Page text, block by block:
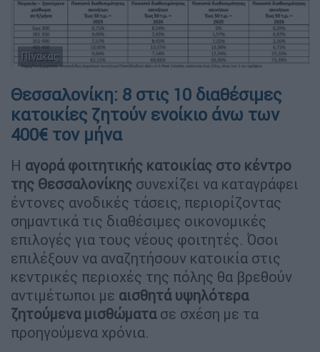
Πίνακας
Θεσσαλονίκη: 8 στις 10 διαθέσιμες
κατοικίες ζητούν ενοίκιο άνω των
400€ τον μήνα
Η αγορά φοιτητικής κατοικίας στο κέντρο
της Θεσσαλονίκης συνεχίζει να καταγράφει
έντονες ανοδικές τάσεις, περιορίζοντας
σημαντικά τις διαθέσιμες οικονομικές
επιλογές για τους νέους φοιτητές. Όσοι
επιλέξουν να αναζητήσουν κατοικία στις
κεντρικές περιοχές της πόλης θα βρεθούν
αντιμέτωποι με αισθητά υψηλότερα
ζητούμενα μισθώματασε σχέση με τα
προηγούμενα χρόνια.